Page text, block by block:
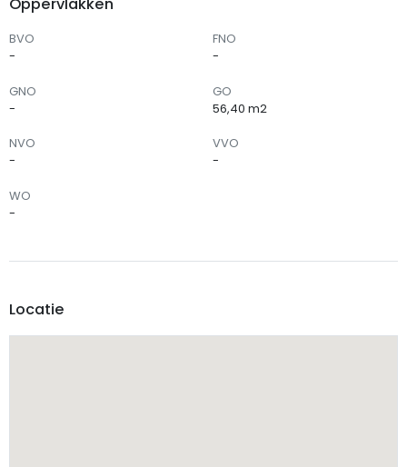
BVO
-
FNO
-
GNO
-
GO
56,40 m2
NVO
-
VVO
-
WO
-
Locatie